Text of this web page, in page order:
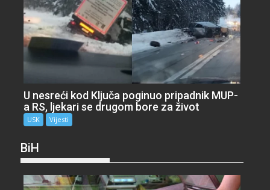
U nesreći kod Ključa poginuo pripadnik MUP-
a RS, ljekari se drugom bore za život
USK Vijesti
BiH